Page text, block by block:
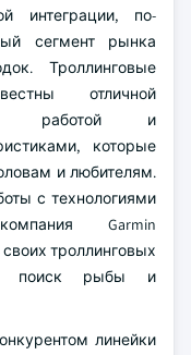
интеграции, по-
сегмент рынка
Троллинговые
отличной
работой и
которые
и любителям.
с технологиями
Garmin
троллинговых
поиск рыбы и
линейки